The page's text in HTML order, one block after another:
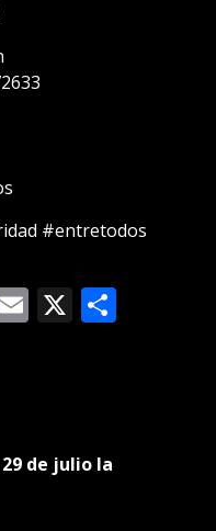
#entretodos
Email
X
de julio la